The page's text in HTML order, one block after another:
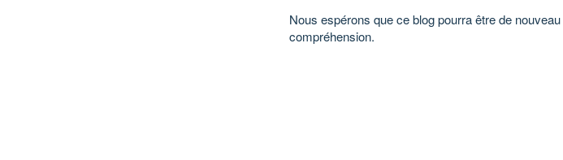
Nous espérons que ce blog pourra être de
compréhension.